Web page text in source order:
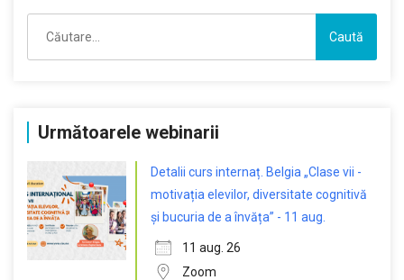
după:
Următoarele webinarii
Detalii curs internaț. Belgia „Clase vii -
motivația elevilor, diversitate cognitivă
și bucuria de a învăța” - 11 aug.
11 aug. 26
Zoom